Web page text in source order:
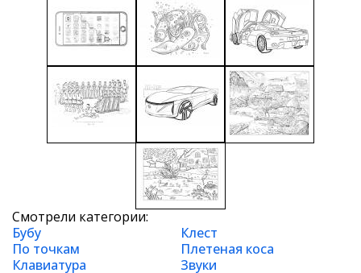
Смотрели категории:
Бубу
Клест
По точкам
Плетеная коса
Клавиатура
Звуки